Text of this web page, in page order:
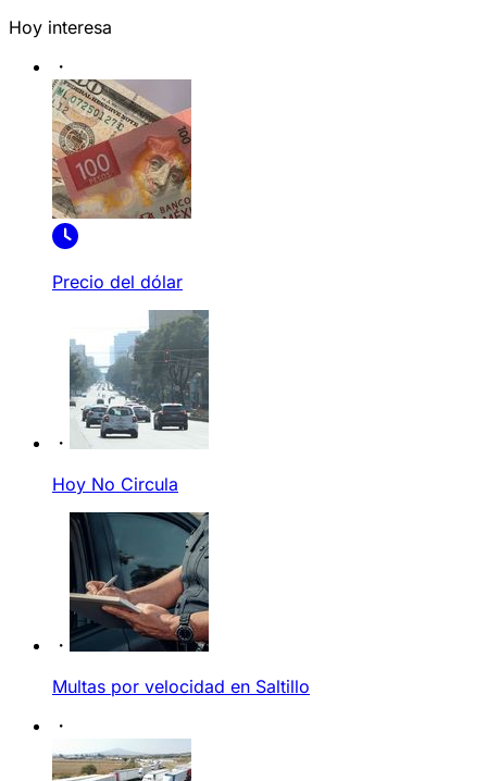
Hoy interesa
Precio del dólar
Hoy No Circula
Multas por velocidad en Saltillo